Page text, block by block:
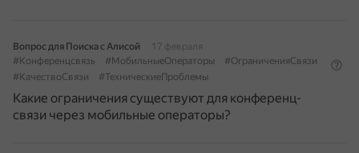
Вопрос для Поиска с Алисой
17 февраля
#Конференцсвязь
#МобильныеОператоры
#ОграниченияСвязи
#КачествоСвязи
#ТехническиеПроблемы
Какие ограничения существуют для конференц-
связи через мобильные операторы?